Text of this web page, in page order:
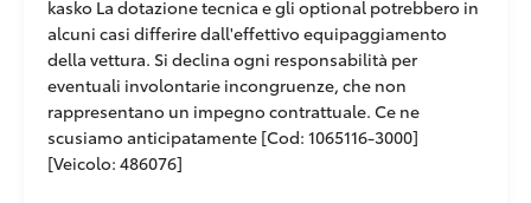
kasko La dotazione tecnica e gli optional potrebbero in
alcuni casi differire dall'effettivo equipaggiamento
della vettura. Si declina ogni responsabilità per
eventuali involontarie incongruenze, che non
rappresentano un impegno contrattuale. Ce ne
scusiamo anticipatamente [Cod: 1065116-3000]
[Veicolo: 486076]